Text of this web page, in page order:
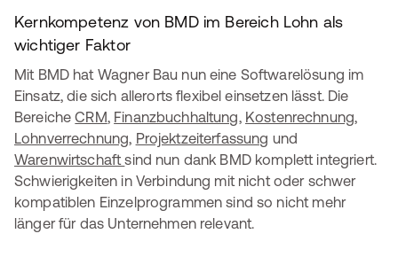
Kernkompetenz von BMD im Bereich Lohn als
wichtiger Faktor
Mit BMD hat Wagner Bau nun eine Softwarelösung im
Einsatz, die sich allerorts flexibel einsetzen lässt. Die
BereicheCRM, Finanzbuchhaltung, Kostenrechnung,
Lohnverrechnung, Projektzeiterfassung und
Warenwirtschaftsind nun dank BMD komplett integriert.
Schwierigkeiten in Verbindung mit nicht oder schwer
kompatiblen Einzelprogrammen sind so nicht mehr
länger für das Unternehmen relevant.